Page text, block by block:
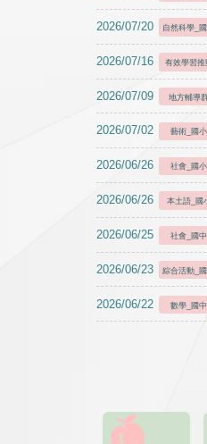
2026/07/20 自然科學_
2026/07/16 有效學習推
2026/07/09 地方輔導
2026/07/02 藝術_國小
2026/06/26 社會_國小
2026/06/26 本土語_國
2026/06/25 社會_國中
2026/06/23 綜合活動_
2026/06/22 數學_國中